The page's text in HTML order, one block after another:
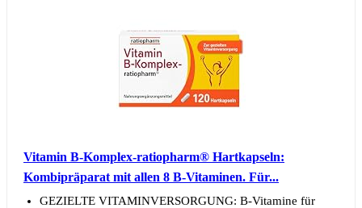
Vitamin B-Komplex-ratiopharm® Hartkapseln:
Kombipräparat mit allen 8 B-Vitaminen. Für...
GEZIELTE VITAMINVERSORGUNG: B-Vitamine für